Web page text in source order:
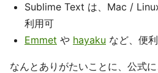
Sublime Text は、Mac /
利用可
Emmet や hayaku など、便
なんとありがたいことに、公式